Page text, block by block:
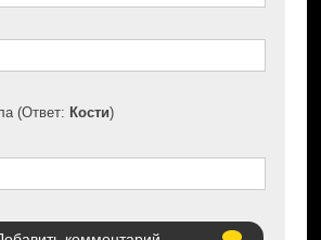
помощью желтых кнопок вперед-
Наkostitv.ruвы найдете все
комедийного сериала «Bones» в
HD.
(Ответ: Кости)